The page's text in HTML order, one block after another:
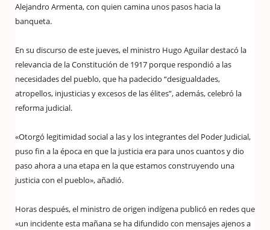
Alejandro Armenta, con quien camina unos pasos hacia la
banqueta.
En su discurso de este jueves, el ministro Hugo Aguilar destacó la
relevancia de la Constitución de 1917 porque respondió a las
necesidades del pueblo, que ha padecido “desigualdades,
atropellos, injusticias y excesos de las élites”, además, celebró la
reforma judicial.
«Otorgó legitimidad social a las y los integrantes del Poder Judicial,
puso fin a la época en que la justicia era para unos cuantos y dio
paso ahora a una etapa en la que estamos construyendo una
justicia con el pueblo», añadió.
Horas después, el ministro de origen indígena publicó en redes que
«un incidente esta mañana se ha difundido con mensajes ajenos a